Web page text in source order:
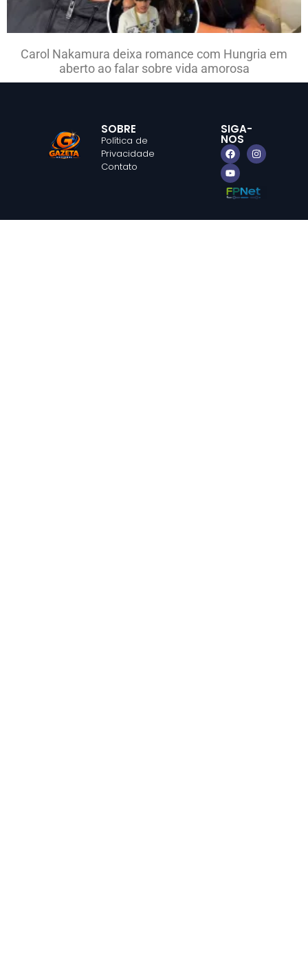
Carol Nakamura deixa romance com Hungria em
aberto ao falar sobre vida amorosa
SOBRE
Política de
Privacidade
Contato
SIGA-
NOS